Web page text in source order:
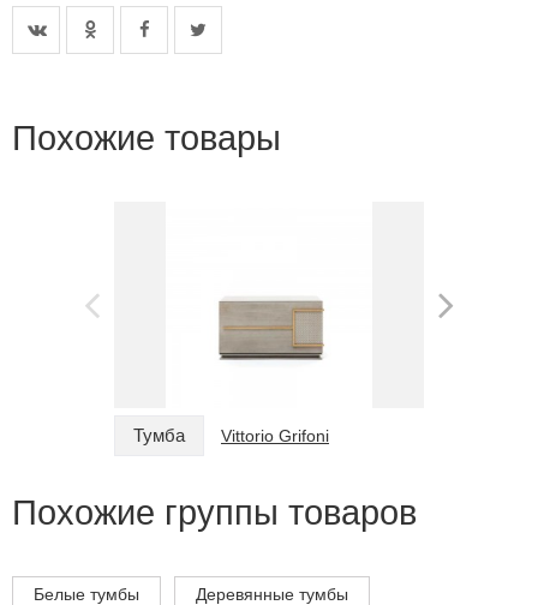
Похожие товары
Тумба Vittorio Grifoni
Похожие группы товаров
Белые тумбы Деревянные тумбы